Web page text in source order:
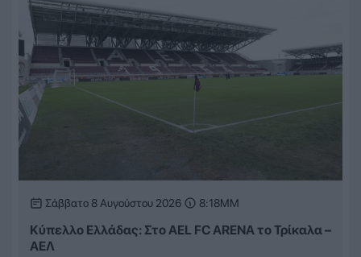
Σάββατο 8 Αυγούστου 2026 8:18ΜΜ
Κύπελλο Ελλάδας: Στο AEL FC ARENA το Τρίκαλα –
ΑΕΛ